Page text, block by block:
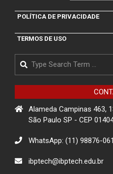
Projeto
Matarazzo
Projeto de
golpes para
Projeto Rua
Descarte
Baterias
POLÍTICA DE PRIVACIDADE
TERMOS DE USO
Search
Alameda Campinas 463,
São Paulo SP - CEP
WhatsApp: (11) 98876-
ibptech@ibptech.edu.br